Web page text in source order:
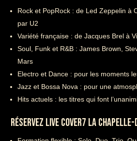
Rock et PopRock : de Led Zeppelin à
par U2
Variété française : de Jacques Brel à
Soul, Funk et R&B : James Brown,
Mars
Electro et Dance : pour les moments
Jazz et Bossa Nova : pour une
Hits actuels : les titres qui font
RÉSERVEZ LIVE COVER7 LA CHAPELLE-